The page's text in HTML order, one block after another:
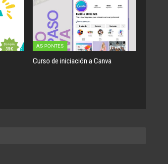
AS PONTES
Curso de iniciación a Canva